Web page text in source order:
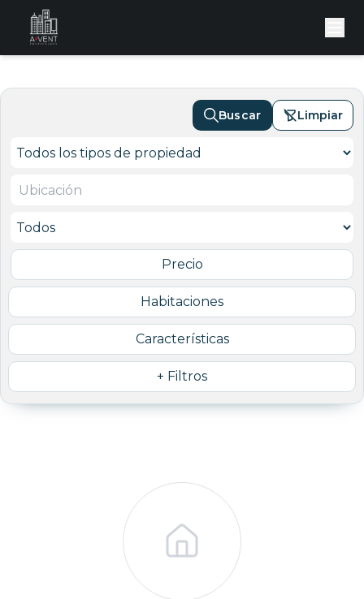
Precio
Habitaciones
Características
+ Filtros
Buscar Limpiar